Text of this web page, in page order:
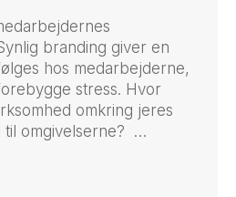
branding giver en
hos medarbejderne,
stress. Hvor
omkring jeres
til omgivelserne? …